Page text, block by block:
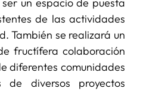
de las actividades
También se realizará un
fructífera colaboración
diferentes comunidades
de diversos proyectos